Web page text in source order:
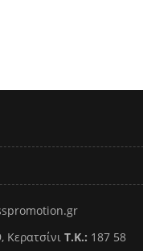
Κερατσίνι Τ.Κ.: 187 58